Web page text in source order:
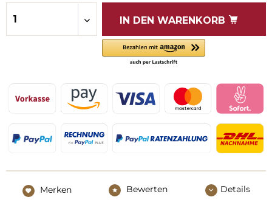
IN DEN WARENKORB
Merken Bewerten Details